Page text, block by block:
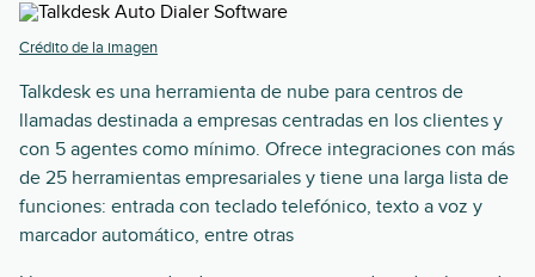
Crédito de la imagen
Talkdesk es una herramienta de nube para centros de
llamadas destinada a empresas centradas en los clientes y
con 5 agentes como mínimo. Ofrece integraciones con más
de 25 herramientas empresariales y tiene una larga lista de
funciones: entrada con teclado telefónico, texto a voz y
marcador automático, entre otras